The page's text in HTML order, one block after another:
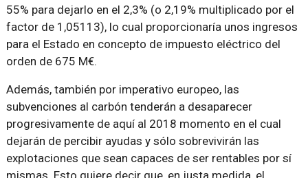
55% para dejarlo en el 2,3% (o 2,19% multiplicado por el
factor de 1,05113), lo cual proporcionaría unos ingresos
para el Estado en concepto de impuesto eléctrico del
orden de 675 M€.
Además, también por imperativo europeo, las
subvenciones al carbón tenderán a desaparecer
progresivamente de aquí al 2018 momento en el cual
dejarán de percibir ayudas y sólo sobrevivirán las
explotaciones que sean capaces de ser rentables por sí
mismas. Esto quiere decir que, en justa medida, el